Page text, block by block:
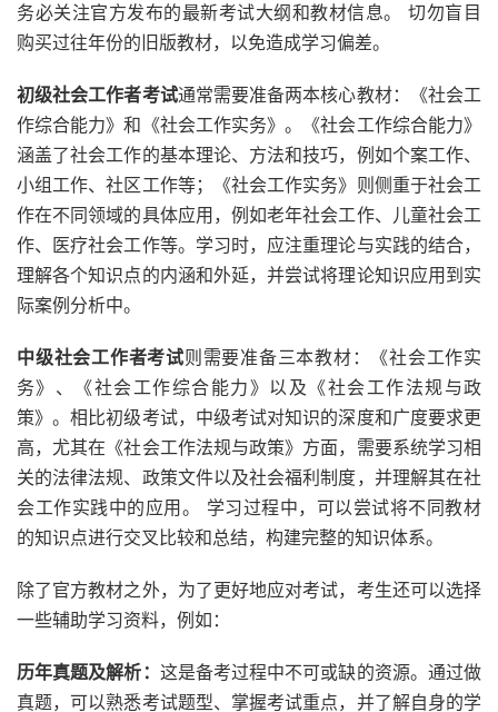
务必关注官方发布的最新考试大纲和教材信息。 切勿盲目
购买过往年份的旧版教材，以免造成学习偏差。
初级社会工作者考试通常需要准备两本核心教材：《社会工
作综合能力》和《社会工作实务》。《社会工作综合能力》
涵盖了社会工作的基本理论、方法和技巧，例如个案工作、
小组工作、社区工作等；《社会工作实务》则侧重于社会工
作在不同领域的具体应用，例如老年社会工作、儿童社会工
作、医疗社会工作等。学习时，应注重理论与实践的结合，
理解各个知识点的内涵和外延，并尝试将理论知识应用到实
际案例分析中。
中级社会工作者考试则需要准备三本教材：《社会工作实
务》、《社会工作综合能力》以及《社会工作法规与政
策》。相比初级考试，中级考试对知识的深度和广度要求更
高，尤其在《社会工作法规与政策》方面，需要系统学习相
关的法律法规、政策文件以及社会福利制度，并理解其在社
会工作实践中的应用。 学习过程中，可以尝试将不同教材
的知识点进行交叉比较和总结，构建完整的知识体系。
除了官方教材之外，为了更好地应对考试，考生还可以选择
一些辅助学习资料，例如：
历年真题及解析： 这是备考过程中不可或缺的资源。通过做
真题，可以熟悉考试题型、掌握考试重点，并了解自身的学